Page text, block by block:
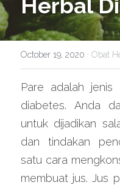
Herbal
October 19, 2020 · Obat
Pare adalah
diabetes. Anda
untuk dijadikan
dan tindakan
satu cara
membuat jus. Jus